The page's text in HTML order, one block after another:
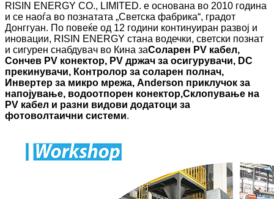
RISIN ENERGY CO., LIMITED. е основана во 2010 година
и се наоѓа во познатата „Светска фабрика“, градот
Донггуан. По повеќе од 12 години континуиран развој и
иновации, RISIN ENERGY стана водечки, светски познат
и сигурен снабдувач во Кина заСоларен PV кабел,
Сончев PV конектор, PV држач за осигурувачи, DC
прекинувачи, Контролор за соларен полнач,
Инвертер за микро мрежа, Anderson приклучок за
напојување, водоотпорен конектор,Склопување на
PV кабел и разни видови додатоци за
фотоволтаични системи.